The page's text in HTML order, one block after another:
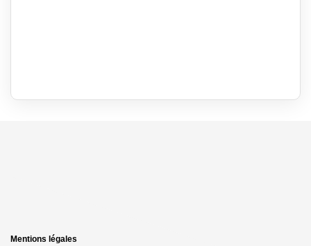
Mentions légales